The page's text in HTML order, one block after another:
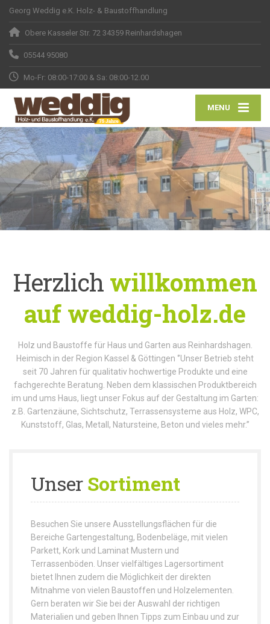
Georg Weddig e.K. Holz- & Baustoffhandlung
Obere Kasseler Str. 72 34359 Reinhardshagen
05544 95080
Mo-Fr: 08:00-17:00 & Sa: 08:00-12.00
MENU
Herzlich willkommen
auf weddig-holz.de
Holz und Baustoffe für Haus und Garten aus Reinhardshagen.
Heimisch in der Region Kassel & Göttingen ‘’Unser Betrieb steht
seit 70 Jahren für qualitativ hochwertige Produkte und eine
fachgerechte Beratung. Neben dem klassischen Produktbereich
im und ums Haus, liegt unser Fokus auf der Gestaltung im Garten:
z.B. Gartenzäune, Sichtschutz, Terrassensysteme aus Holz, WPC,
Kunststoff, Glas, Metall, Natursteine, Beton und vieles mehr.’’
UnserSortiment
Besuchen Sie unsere Ausstellungsflächen für die
Bereiche Gartengestaltung, Bodenbeläge, mit vielen
Parkett, Kork und Laminat Mustern und
Terrassenböden. Unser vielfältiges Lagersortiment
bietet Ihnen zudem die Möglichkeit der direkten
Mitnahme von vielen Baustoffen und Holzelementen.
Gern beraten wir Sie bei der Auswahl der richtigen
Materialien und geben Ihnen Tipps zum Einbau und zur